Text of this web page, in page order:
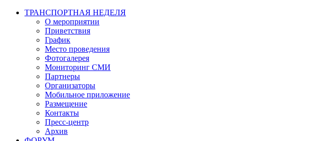
ТРАНСПОРТНАЯ НЕДЕЛЯ
О мероприятии
Приветствия
График
Место проведения
Фотогалерея
Мониторинг СМИ
Партнеры
Организаторы
Мобильное приложение
Размещение
Контакты
Пресс-центр
Архив